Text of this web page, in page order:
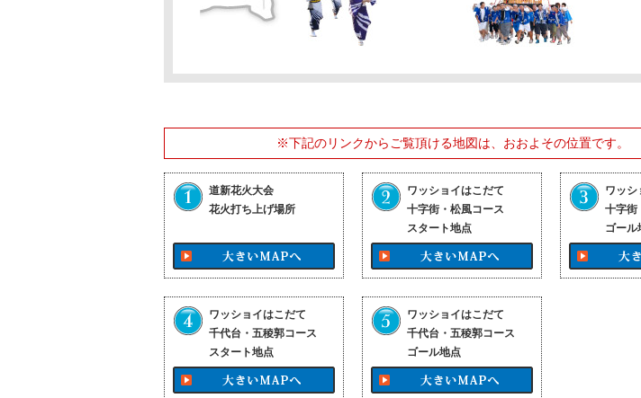
※下記のリンクからご覧頂ける地図は、おおよその位置です。
道新花火大会
花火打ち上げ場所
ワッショイはこだて
十字街・松風コース
スタート地点
ワッシ
十字街
ゴール
ワッショイはこだて
千代台・五稜郭コース
スタート地点
ワッショイはこだて
千代台・五稜郭コース
ゴール地点